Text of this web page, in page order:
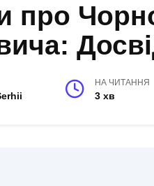
про
НА ЧИТАННЯ
3 хв